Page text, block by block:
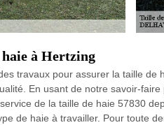
à Hertzing
travaux pour assurer la taille
En usant de notre savoir-
de la taille de haie 57830
de haie à travailler. Pour toute